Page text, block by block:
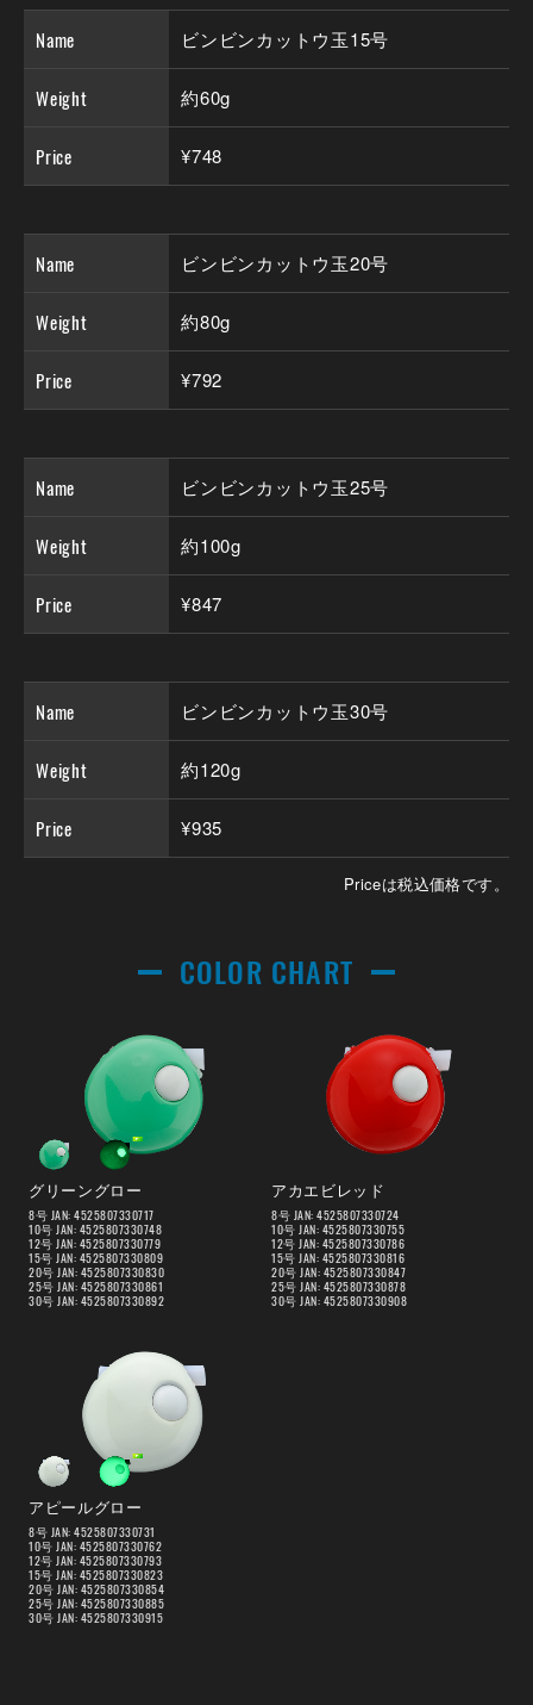
Name ビンビンカットウ玉15号
Weight 約60g
Price ¥748
Name ビンビンカットウ玉20号
Weight 約80g
Price ¥792
Name ビンビンカットウ玉25号
Weight 約100g
Price ¥847
Name ビンビンカットウ玉30号
Weight 約120g
Price ¥935
Priceは税込価格です。
COLOR CHART
グリーングロー
8号 JAN: 4525807330717
10号 JAN: 4525807330748
12号 JAN: 4525807330779
15号 JAN: 4525807330809
20号 JAN: 4525807330830
25号 JAN: 4525807330861
30号 JAN: 4525807330892
アカエビレッド
8号 JAN: 4525807330724
10号 JAN: 4525807330755
12号 JAN: 4525807330786
15号 JAN: 4525807330816
20号 JAN: 4525807330847
25号 JAN: 4525807330878
30号 JAN: 4525807330908
アピールグロー
8号 JAN: 4525807330731
10号 JAN: 4525807330762
12号 JAN: 4525807330793
15号 JAN: 4525807330823
20号 JAN: 4525807330854
25号 JAN: 4525807330885
30号 JAN: 4525807330915